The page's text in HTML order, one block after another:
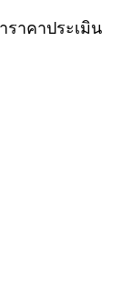
ราคาประเมิน